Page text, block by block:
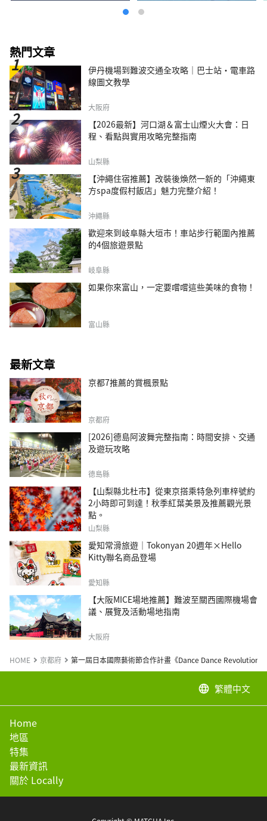
熱門文章
伊丹機場到難波交通全攻略｜巴士站・電車路
線圖文教學
大阪府
【2026最新】河口湖＆富士山煙火大會：日
程、看點與實用攻略完整指南
山梨縣
【沖繩住宿推薦】改裝後煥然一新的「沖繩東
方spa度假村飯店」魅力完整介紹！
沖繩縣
歡迎來到岐阜縣大垣市！車站步行範圍內推薦
的4個旅遊景點
岐阜縣
如果你來富山，一定要嚐嚐這些美味的食物！
富山縣
最新文章
京都7推薦的賞楓景點
京都府
[2026]德島阿波舞完整指南：時間安排、交通
及遊玩攻略
德島縣
【山梨縣北杜市】從東京搭乘特急列車梓號約
2小時即可到達！秋季紅葉美景及推薦觀光景
點。
山梨縣
愛知常滑旅遊｜Tokonyan 20週年×Hello
Kitty聯名商品登場
愛知縣
【大阪MICE場地推薦】難波至關西國際機場會
議、展覽及活動場地指南
大阪府
HOME 京都府 第一屆日本國際藝術節合作計畫《Dance Dance Revolutions
language 繁體中文
Home
地區
特集
最新資訊
關於 Locally